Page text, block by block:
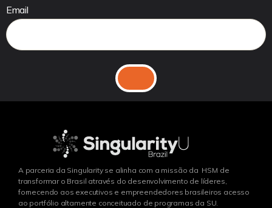
Email
A parceria da Singularity se alinha com a missão da HSM de
transformar o Brasil através do desenvolvimento de líderes,
fornecendo aos executivos e empreendedores brasileiros acesso
ao portfólio altamente conceituado de programas da SU.